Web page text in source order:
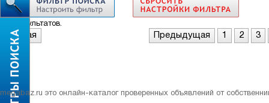
Нет результатов.
Первая Предыдущая 1 2 3
megabaz.ru это онлайн-каталог проверенных объявлений от